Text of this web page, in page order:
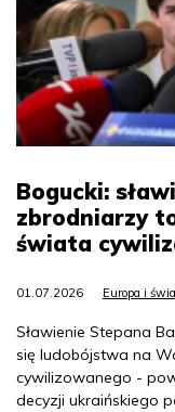
Bogucki:
zbrodniarzy
świata
01.07.2026 Europa i
Sławienie Stepana
się ludobójstwa na
cywilizowanego -
decyzji ukraińskiego